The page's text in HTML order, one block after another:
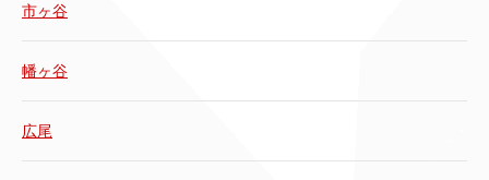
市ヶ谷
幡ヶ谷
広尾